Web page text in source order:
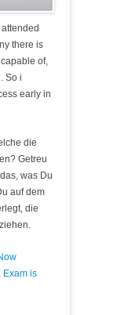
there is
of,
So i
early in
die
Getreu
was Du
auf dem
die
Exam is